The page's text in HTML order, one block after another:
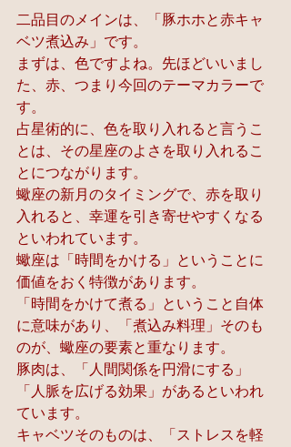
二品目のメインは、「豚ホホと赤キャ
ベツ煮込み」です。
まずは、色ですよね。先ほどいいまし
た、赤、つまり今回のテーマカラーで
す。
占星術的に、色を取り入れると言うこ
とは、その星座のよさを取り入れるこ
とにつながります。
蠍座の新月のタイミングで、赤を取り
入れると、幸運を引き寄せやすくなる
といわれています。
蠍座は「時間をかける」ということに
価値をおく特徴があります。
「時間をかけて煮る」ということ自体
に意味があり、「煮込み料理」そのも
のが、蠍座の要素と重なります。
豚肉は、「人間関係を円滑にする」
「人脈を広げる効果」があるといわれ
ています。
キャベツそのものは、「ストレスを軽